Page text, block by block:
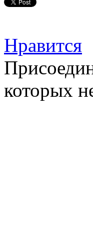
Нравится
которых